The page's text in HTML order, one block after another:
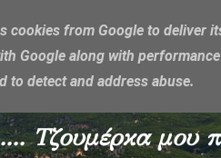
Τζουμέρκα μου
cookies from Google to deliver
Google along with
to detect and address abuse.